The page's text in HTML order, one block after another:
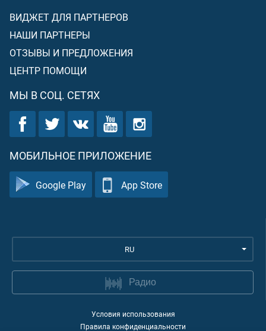
ВИДЖЕТ ДЛЯ ПАРТНЕРОВ
НАШИ ПАРТНЕРЫ
ОТЗЫВЫ И ПРЕДЛОЖЕНИЯ
ЦЕНТР ПОМОЩИ
МЫ В СОЦ. СЕТЯХ
МОБИЛЬНОЕ ПРИЛОЖЕНИЕ
Google Play App Store
RU
Радио
Условия использования
Правила конфиденциальности